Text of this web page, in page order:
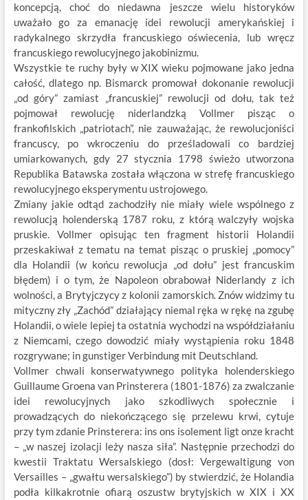
koncepcją, choć do niedawna jeszcze wielu historyków
uważało go za emanację idei rewolucji amerykańskiej i
radykalnego skrzydła francuskiego oświecenia, lub wręcz
francuskiego rewolucyjnego jakobinizmu.
Wszystkie te ruchy były w XIX wieku pojmowane jako jedna
całość, dlatego np. Bismarck promował dokonanie rewolucji
„od góry” zamiast „francuskiej” rewolucji od dołu, tak też
pojmował rewolucję niderlandzką Vollmer pisząc o
frankofilskich „patriotach”, nie zauważając, że rewolucjoniści
francuscy, po wkroczeniu do prześladowali co bardziej
umiarkowanych, gdy 27 stycznia 1798 świeżo utworzona
Republika Batawska została włączona w strefę francuskiego
rewolucyjnego eksperymentu ustrojowego.
Zmiany jakie odtąd zachodziły nie miały wiele wspólnego z
rewolucją holenderską 1787 roku, z którą walczyły wojska
pruskie. Vollmer opisując ten fragment historii Holandii
przeskakiwał z tematu na temat pisząc o pruskiej „pomocy”
dla Holandii (w końcu rewolucja „od dołu” jest francuskim
błędem) i o tym, że Napoleon obrabował Niderlandy z ich
wolności, a Brytyjczycy z kolonii zamorskich. Znów widzimy tu
mityczny zły „Zachód” działający niemal ręka w rękę na zgubę
Holandii, o wiele lepiej ta ostatnia wychodzi na współdziałaniu
z Niemcami, czego dowodzić miały wystąpienia roku 1848
rozgrywane; in gunstiger Verbindung mit Deutschland.
Vollmer chwali konserwatywnego polityka holenderskiego
Guillaume Groena van Prinsterera (1801-1876) za zwalczanie
idei rewolucyjnych jako szkodliwych społecznie i
prowadzących do niekończącego się przelewu krwi, cytuje
przy tym zdanie Prinsterera: ins ons isolement ligt onze kracht
– „w naszej izolacji leży nasza siła”. Następnie przechodzi do
kwestii Traktatu Wersalskiego (dosł: Vergewaltigung von
Versailles – „gwałtu wersalskiego”) by stwierdzić, że Holandia
podła kilkakrotnie ofiarą oszustw brytyjskich w XIX i XX